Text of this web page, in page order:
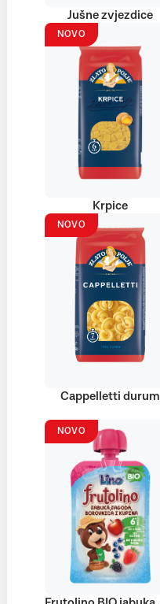
Jušne zvjezdice
NOVO
Krpice
NOVO
Cappelletti durum
NOVO